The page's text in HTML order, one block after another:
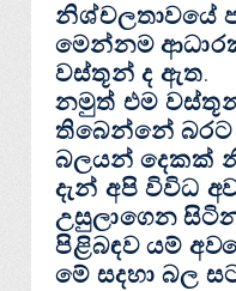
නිශ්චලතාවයේ
මෙන්නම
වස්තූන් ද ඇත.
නමුත් එම
තිබෙන්නේ බරට
බලයන් දෙකක්
දැන් අපි විවිධ
උසුලාගෙන
පිළිබඳව යම්
මේ සදහා බල